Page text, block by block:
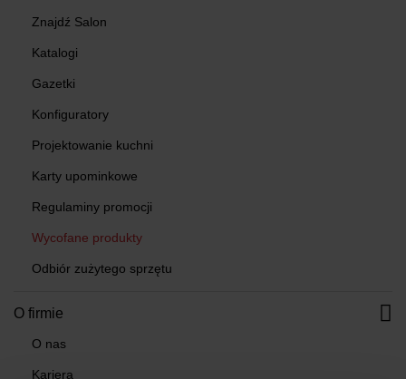
Znajdź Salon
Katalogi
Gazetki
Konfiguratory
Projektowanie kuchni
Karty upominkowe
Regulaminy promocji
Wycofane produkty
Odbiór zużytego sprzętu
O firmie
O nas
Kariera